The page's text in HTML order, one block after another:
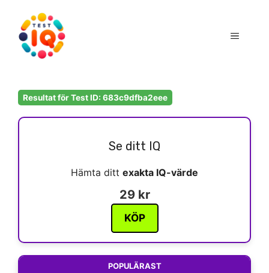
innehåll
Meny
Resultat för Test ID: 683c9dfba2eee
Se ditt IQ
Hämta ditt exakta IQ-värde
29 kr
KÖP
POPULÄRAST